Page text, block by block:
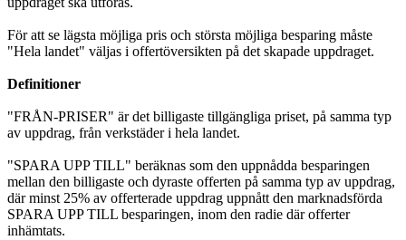
För att se lägsta möjliga pris och största möjliga besparing måste
"Hela landet" väljas i offertöversikten på det skapade uppdraget.
Definitioner
"FRÅN-PRISER" är det billigaste tillgängliga priset, på samma typ
av uppdrag, från verkstäder i hela landet.
"SPARA UPP TILL" beräknas som den uppnådda besparingen
mellan den billigaste och dyraste offerten på samma typ av uppdrag,
där minst 25% av offerterade uppdrag uppnått den marknadsförda
SPARA UPP TILL besparingen, inom den radie där offerter
inhämtats.